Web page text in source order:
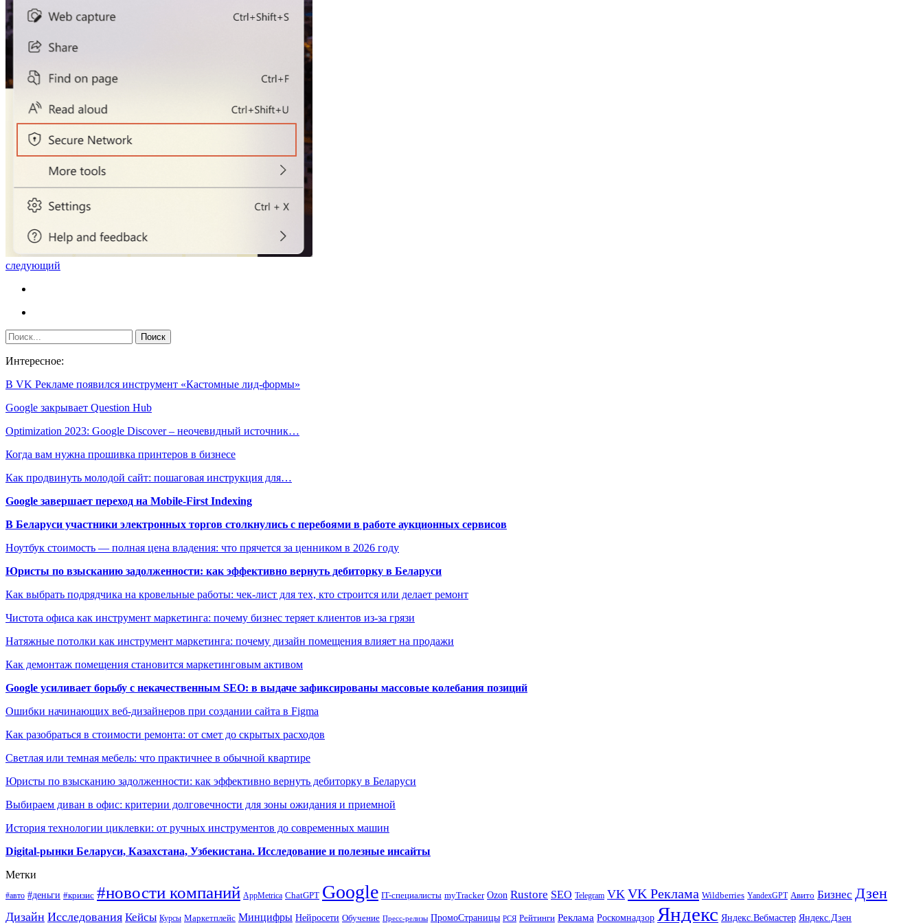
следующий
Интересное:
В VK Рекламе появился инструмент «Кастомные лид-формы»
Google закрывает Question Hub
Optimization 2023: Google Discover – неочевидный источник…
Когда вам нужна прошивка принтеров в бизнесе
Как продвинуть молодой сайт: пошаговая инструкция для…
Google завершает переход на Mobile-First Indexing
В Беларуси участники электронных торгов столкнулись с перебоями в работе аукционных сервисов
Ноутбук стоимость — полная цена владения: что прячется за ценником в 2026 году
Юристы по взысканию задолженности: как эффективно вернуть дебиторку в Беларуси
Как выбрать подрядчика на кровельные работы: чек-лист для тех, кто строится или делает ремонт
Чистота офиса как инструмент маркетинга: почему бизнес теряет клиентов из-за грязи
Натяжные потолки как инструмент маркетинга: почему дизайн помещения влияет на продажи
Как демонтаж помещения становится маркетинговым активом
Google усиливает борьбу с некачественным SEO: в выдаче зафиксированы массовые колебания позиций
Ошибки начинающих веб-дизайнеров при создании сайта в Figma
Как разобраться в стоимости ремонта: от смет до скрытых расходов
Светлая или темная мебель: что практичнее в обычной квартире
Юристы по взысканию задолженности: как эффективно вернуть дебиторку в Беларуси
Выбираем диван в офис: критерии долговечности для зоны ожидания и приемной
История технологии циклевки: от ручных инструментов до современных машин
Digital-рынки Беларуси, Казахстана, Узбекистана. Исследование и полезные инсайты
Метки
#авто #деньги #кризис #новости компаний AppMetrica ChatGPT Google IT-специалисты myTracker Ozon Rustore SEO Telegram VK VK Реклама Wildberries YandexGPT Авито Бизнес Дзен
Дизайн Исследования Кейсы Курсы Маркетплейс Минцифры Нейросети Обучение Пресс-релизы ПромоСтраницы РСЯ Рейтинги Реклама Роскомнадзор Яндекс Яндекс.Вебмастер Яндекс.Дзен